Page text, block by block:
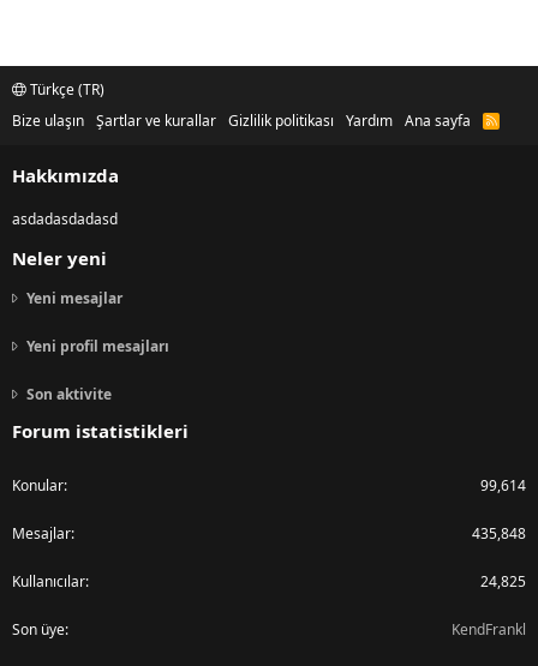
Türkçe (TR)
Bize ulaşın Şartlar ve kurallar Gizlilik politikası Yardım Ana sayfa
R
Hakkımızda
asdadasdadasd
Neler yeni
Yeni mesajlar
Yeni profil mesajları
Son aktivite
Forum istatistikleri
Konular 99,614
Mesajlar 435,848
Kullanıcılar 24,825
Son üye KendFrankl